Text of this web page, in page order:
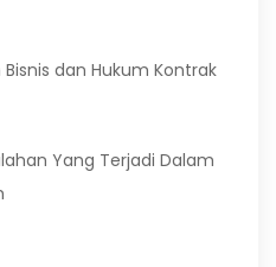
dan Hukum Kontrak
Yang Terjadi Dalam